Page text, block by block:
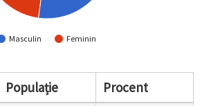
Masculin Feminin
Populație
Procent